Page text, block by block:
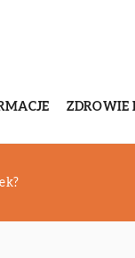
ZDROWIE